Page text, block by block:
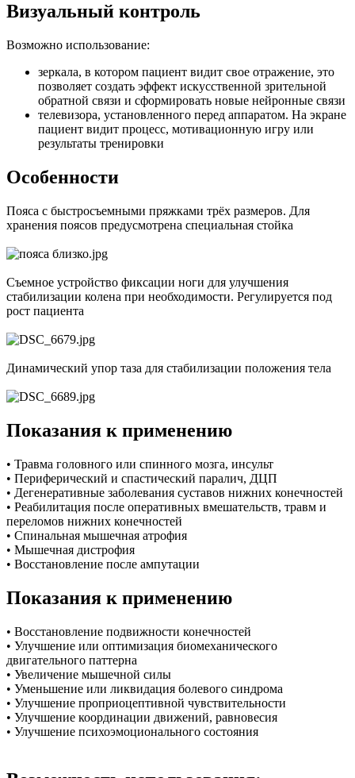
Визуальный контроль
Возможно использование:
зеркала, в котором пациент видит свое отражение, это
позволяет создать эффект искусственной зрительной
обратной связи и сформировать новые нейронные связи
телевизора, установленного перед аппаратом. На экране
пациент видит процесс, мотивационную игру или
результаты тренировки
Особенности
Пояса с быстросъемными пряжками трёх размеров. Для
хранения поясов предусмотрена специальная стойка
Съемное устройство фиксации ноги для улучшения
стабилизации колена при необходимости. Регулируется под
рост пациента
Динамический упор таза для стабилизации положения тела
Показания к применению
• Травма головного или спинного мозга, инсульт
• Периферический и спастический паралич, ДЦП
• Дегенеративные заболевания суставов нижних конечностей
• Реабилитация после оперативных вмешательств, травм и
переломов нижних конечностей
• Спинальная мышечная атрофия
• Мышечная дистрофия
• Восстановление после ампутации
Показания к применению
• Восстановление подвижности конечностей
• Улучшение или оптимизация биомеханического
двигательного паттерна
• Увеличение мышечной силы
• Уменьшение или ликвидация болевого синдрома
• Улучшение проприоцептивной чувствительности
• Улучшение координации движений, равновесия
• Улучшение психоэмоционального состояния